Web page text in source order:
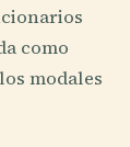
como
modales